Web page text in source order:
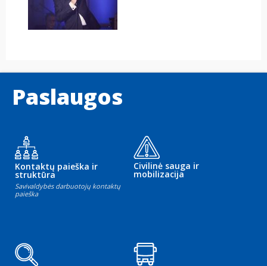
Paslaugos
Kontaktų paieška ir
struktūra
Savivaldybės darbuotojų kontaktų
paieška
Civilinė sauga ir
mobilizacija